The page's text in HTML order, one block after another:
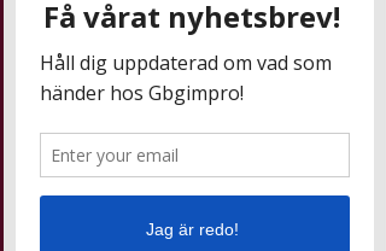
SKOLA /
BIBLIOTEK
föreställningar för barn i alla åldrar!